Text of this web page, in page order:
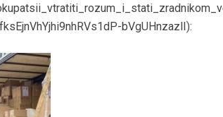
bVgUHnzazlI):